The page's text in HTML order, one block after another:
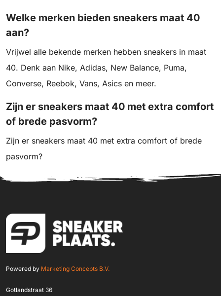
Welke merken bieden sneakers maat 40
aan?
Vrijwel alle bekende merken hebben sneakers in maat
40. Denk aan Nike, Adidas, New Balance, Puma,
Converse, Reebok, Vans, Asics en meer.
Zijn er sneakers maat 40 met extra comfort
of brede pasvorm?
Zijn er sneakers maat 40 met extra comfort of brede
pasvorm?
Powered by Marketing Concepts B.V.
Gotlandstraat 36